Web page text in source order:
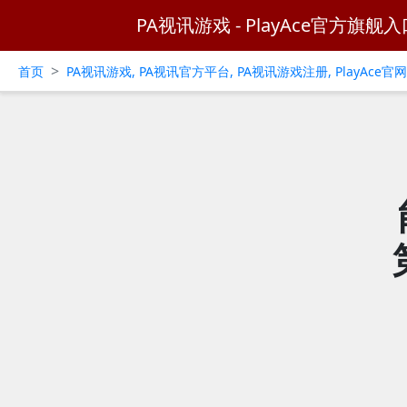
PA视讯游戏 - PlayAce官方旗舰入
首页 > PA视讯游戏, PA视讯官方平台, PA视讯游戏注册, PlayAce官